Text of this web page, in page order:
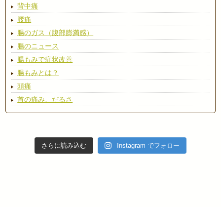
背中痛
腰痛
腸のガス（腹部膨満感）
腸のニュース
腸もみで症状改善
腸もみとは？
頭痛
首の痛み、だるさ
さらに読み込む Instagram でフォロー